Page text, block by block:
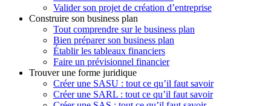
Valider son projet de création d’entreprise
Construire son business plan
Tout comprendre sur le business plan
Bien préparer son business plan
Établir les tableaux financiers
Faire un prévisionnel financier
Trouver une forme juridique
Créer une SASU : tout ce qu’il faut savoir
Créer une SARL : tout ce qu’il faut savoir